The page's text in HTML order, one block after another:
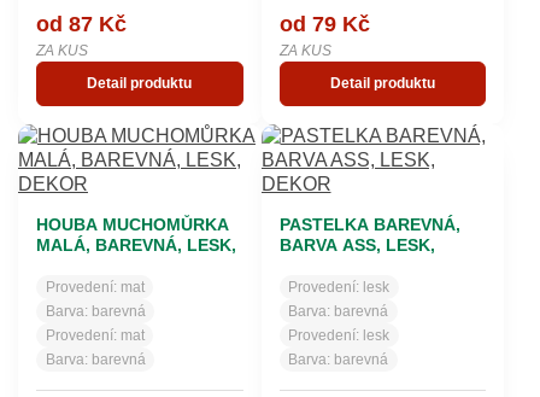
od 87 Kč
ZA KUS
Detail produktu
od 79 Kč
ZA KUS
Detail produktu
HOUBA MUCHOMŮRKA
MALÁ, BAREVNÁ, LESK,
Provedení: mat
Barva: barevná
Provedení: mat
Barva: barevná
PASTELKA BAREVNÁ,
BARVA ASS, LESK,
Provedení: lesk
Barva: barevná
Provedení: lesk
Barva: barevná